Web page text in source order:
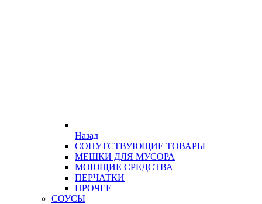
Назад
СОПУТСТВУЮЩИЕ ТОВАРЫ
МЕШКИ ДЛЯ МУСОРА
МОЮЩИЕ СРЕДСТВА
ПЕРЧАТКИ
ПРОЧЕЕ
СОУСЫ